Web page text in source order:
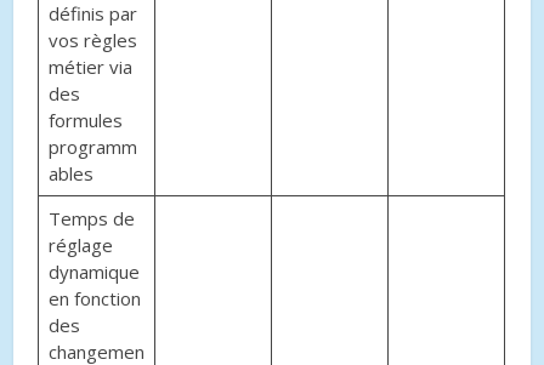
définis par
vos règles
métier via
des
formules
programm
ables
Temps de
réglage
dynamique
en fonction
des
changemen